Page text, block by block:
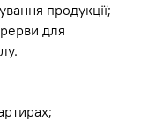
продукції;
для